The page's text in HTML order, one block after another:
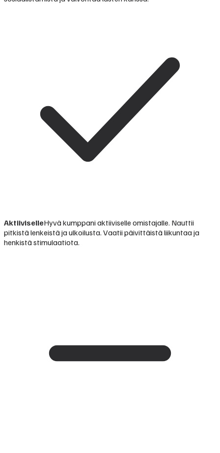
AktiiviselleHyvä kumppani aktiiviselle omistajalle. Nauttii
pitkistä lenkeistä ja ulkoilusta. Vaatii päivittäistä liikuntaa ja
henkistä stimulaatiota.